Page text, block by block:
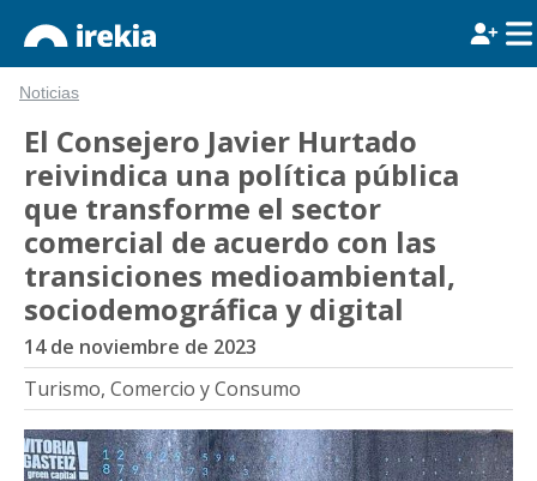
Noticias
El Consejero Javier Hurtado
reivindica una política pública
que transforme el sector
comercial de acuerdo con las
transiciones medioambiental,
sociodemográfica y digital
14 de noviembre de 2023
Turismo, Comercio y Consumo